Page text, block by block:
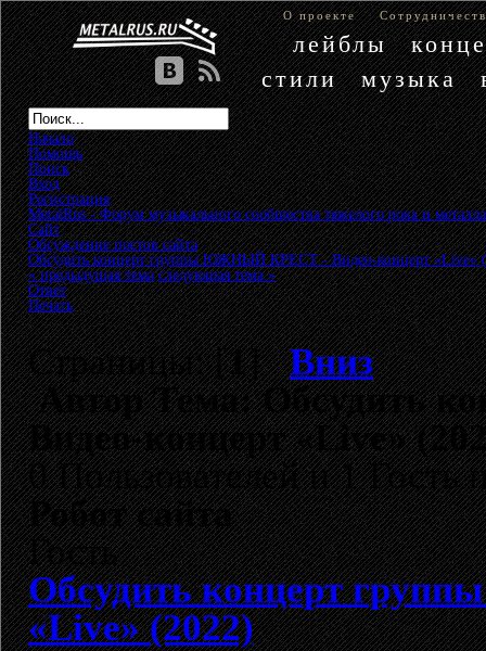
О проекте
лейблы
стили
музыка
Начало
Помощь
Поиск
Вход
Регистрация
MetalRus - Форум музыкального сообщества тяжелого рока и металла
Сайт»
Обсуждение постов сайта»
Обсудить концерт группы ЮЖНЫЙ КРЕСТ - Видео-концерт «Live»
« предыдущая тема следующая тема »
Ответ
Печать
Страницы: [1]Вниз
АвторТема: Обсудить
Видео-концерт «Live»
0 Пользователей и 1 Гость
Робот сайта
Гость
Обсудить концерт
«Live» (2022)